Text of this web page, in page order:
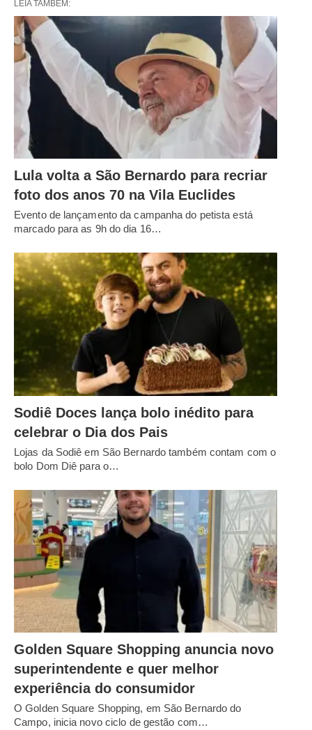
LEIA TAMBÉM:
Lula volta a São Bernardo para recriar
foto dos anos 70 na Vila Euclides
Evento de lançamento da campanha do petista está
marcado para as 9h do dia 16…
Sodiê Doces lança bolo inédito para
celebrar o Dia dos Pais
Lojas da Sodiê em São Bernardo também contam com o
bolo Dom Diê para o…
Golden Square Shopping anuncia novo
superintendente e quer melhor
experiência do consumidor
O Golden Square Shopping, em São Bernardo do
Campo, inicia novo ciclo de gestão com…